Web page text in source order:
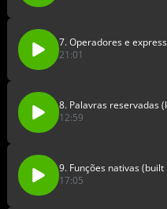
7. Operadores e
21:01
8. Palavras reservadas
12:59
9. Funções nativas
17:05